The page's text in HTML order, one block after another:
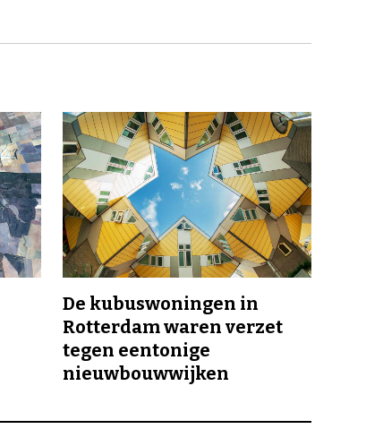
De kubuswoningen in
Rotterdam waren verzet
tegen eentonige
nieuwbouwwijken